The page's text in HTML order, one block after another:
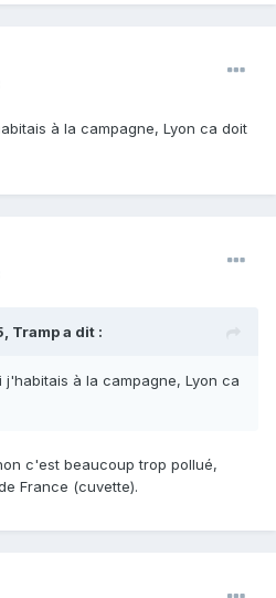
à la campagne, Lyon ca doit
Trampa dit :
à la campagne, Lyon ca
c'est beaucoup trop pollué,
France (cuvette).